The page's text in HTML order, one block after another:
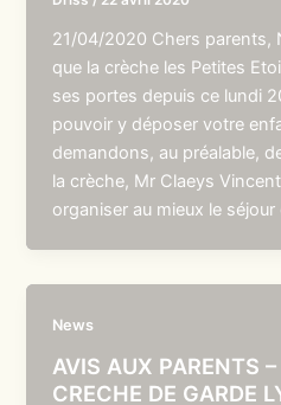
21/04/2020 Chers parents,
que la crèche les Petites
ses portes depuis ce lundi
pouvoir y déposer votre
demandons, au préalable,
la crèche, Mr Claeys
organiser au mieux le séjour
News
AVIS AUX PARENTS
CRECHE DE GARDE